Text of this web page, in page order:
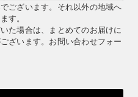
ございます。それ以外の地域へ
す。
た場合は、まとめてのお届けに
ざいます。お問い合わせフォー